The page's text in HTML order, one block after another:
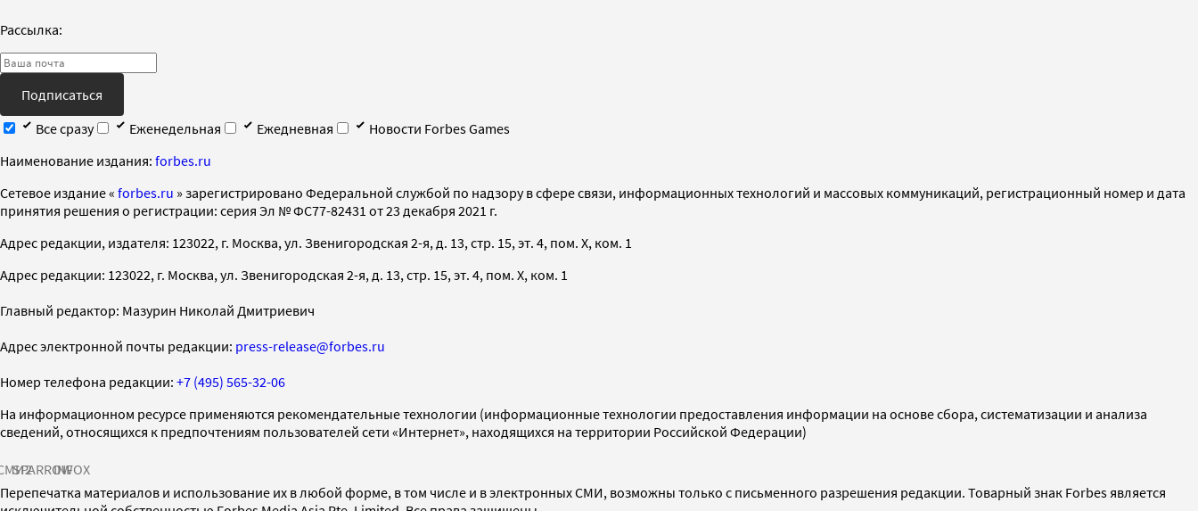
Рассылка:
Подписаться
Все сразу
Еженедельная Ежедневная
Новости Forbes Games
Наименование издания: forbes.ru
Cетевое издание « forbes.ru » зарегистрировано Федеральной службой по надзору в сфере связи, информационных технологий и массовых коммуникаций, регистрационный номер и дата
принятия решения о регистрации: серия Эл № ФС77-82431 от 23 декабря 2021 г.
Адрес редакции, издателя: 123022, г. Москва, ул. Звенигородская 2-я, д. 13, стр. 15, эт. 4, пом. X, ком. 1
Адрес редакции: 123022, г. Москва, ул. Звенигородская 2-я, д. 13, стр. 15, эт. 4, пом. X, ком. 1
Главный редактор: Мазурин Николай Дмитриевич
Адрес электронной почты редакции: press-release@forbes.ru
Номер телефона редакции: +7 (495) 565-32-06
На информационном ресурсе применяются рекомендательные технологии (информационные технологии предоставления информации на основе сбора, систематизации и анализа
сведений, относящихся к предпочтениям пользователей сети «Интернет», находящихся на территории Российской Федерации)
SPARROWINFOX
Перепечатка материалов и использование их в любой форме, в том числе и в электронных СМИ, возможны только с письменного разрешения редакции. Товарный знак Forbes является